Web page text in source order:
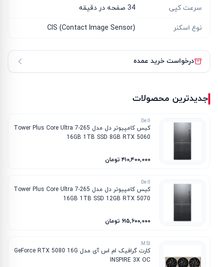
سرعت کپی 34 صفحه در دقیقه
نوع اسکنر CIS (Contact Image Sensor)
درخواست خرید عمده
جدیدترین محصولات
Dell
کیس کامپیوتر دل مدل Tower Plus Core Ultra 7-265
16GB 1TB SSD 8GB RTX 5060
۴۱۰٬۴۰۰٬۰۰۰ تومان
Dell
کیس کامپیوتر دل مدل Tower Plus Core Ultra 7-265
16GB 1TB SSD 12GB RTX 5070
۶۱۵٬۶۰۰٬۰۰۰ تومان
MSI
کارت گرافیک ام‌ اس‌ آی مدل GeForce RTX 5080 16G
INSPIRE 3X OC